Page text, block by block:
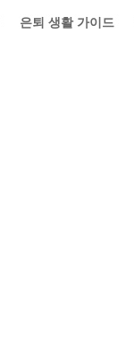
은퇴 생활 가이드